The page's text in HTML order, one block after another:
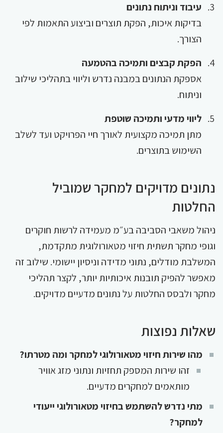
עיבוד וניתוח נתונים
בדיקות איכות, הפקת תוצרים וביצוע התאמות לפי
הצורך.
הפקת קבצים ותמיכה בהטמעה
אספקת הנתונים במבנה נדרש וליווי בתהליכי שילוב
וניתוח.
ליווי מדעי ותמיכה שוטפת
מתן תמיכה מקצועית לאורך חיי הפרויקט ועד לשלב
השימוש בתוצרים.
נתונים מדויקים למחקר שמוביל
החלטות
ניהול משאבי הסביבה בע״מ מעמידה לרשות חוקרים
וגופי מחקר תשתית חיזוי מטאורולוגית מתקדמת,
המשלבת מודלים, נתוני מדידה וניסיון יישומי. שילוב זה
מאפשר להפיק תובנות איכותיות יותר, לקצר תהליכי
מחקר ולבסס החלטות על נתונים מדעיים מדויקים.
שאלות נפוצות
מהו שירות חיזוי מטאורולוגי למחקר ומה מטרתו?
זהו שירות המספק תחזיות ונתוני מזג אוויר
מותאמים למחקרים מדעיים.
מתי נדרש להשתמש בחיזוי מטאורולוגי ייעודי
למחקר?